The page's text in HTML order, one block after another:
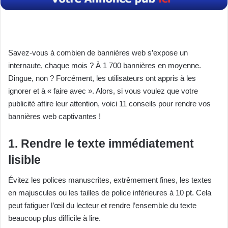
Savez-vous à combien de bannières web s’expose un
internaute, chaque mois ? À 1 700 bannières en moyenne.
Dingue, non ? Forcément, les utilisateurs ont appris à les
ignorer et à « faire avec ». Alors, si vous voulez que votre
publicité attire leur attention, voici 11 conseils pour rendre vos
bannières web captivantes !
1. Rendre le texte immédiatement
lisible
Évitez les polices manuscrites, extrêmement fines, les textes
en majuscules ou les tailles de police inférieures à 10 pt. Cela
peut fatiguer l’œil du lecteur et rendre l’ensemble du texte
beaucoup plus difficile à lire.